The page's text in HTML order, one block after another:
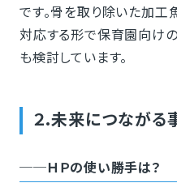
です。骨を取り除いた加工
対応する形で保育園向け
も検討しています。
２.未来につながる
──ＨＰの使い勝手は？